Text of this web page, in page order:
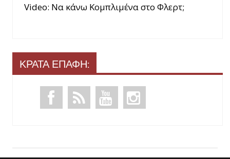
Video: Να κάνω Κομπλιμένα στο Φλερτ;
ΚΡΑΤΑ ΕΠΑΦΗ: